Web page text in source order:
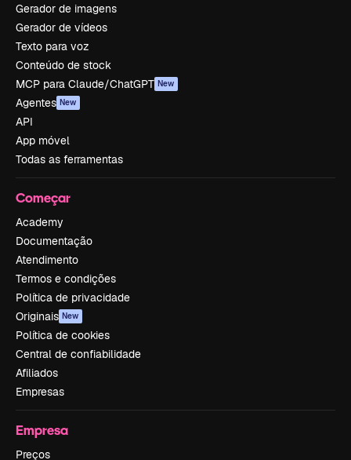
Gerador de imagens
Gerador de vídeos
Texto para voz
Conteúdo de stock
MCP para Claude/ChatGPT New
Agentes New
API
App móvel
Todas as ferramentas
Começar
Academy
Documentação
Atendimento
Termos e condições
Política de privacidade
Originais New
Política de cookies
Central de confiabilidade
Afiliados
Empresas
Empresa
Preços